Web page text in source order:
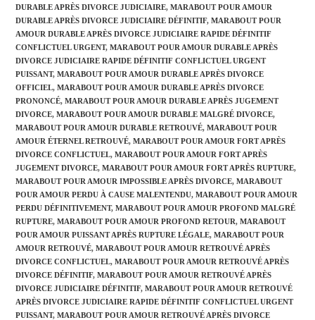
DURABLE APRÈS DIVORCE JUDICIAIRE, MARABOUT POUR AMOUR
DURABLE APRÈS DIVORCE JUDICIAIRE DÉFINITIF, MARABOUT POUR
AMOUR DURABLE APRÈS DIVORCE JUDICIAIRE RAPIDE DÉFINITIF
CONFLICTUEL URGENT, MARABOUT POUR AMOUR DURABLE APRÈS
DIVORCE JUDICIAIRE RAPIDE DÉFINITIF CONFLICTUEL URGENT
PUISSANT, MARABOUT POUR AMOUR DURABLE APRÈS DIVORCE
OFFICIEL, MARABOUT POUR AMOUR DURABLE APRÈS DIVORCE
PRONONCÉ, MARABOUT POUR AMOUR DURABLE APRÈS JUGEMENT
DIVORCE, MARABOUT POUR AMOUR DURABLE MALGRÉ DIVORCE,
MARABOUT POUR AMOUR DURABLE RETROUVÉ, MARABOUT POUR
AMOUR ÉTERNEL RETROUVÉ, MARABOUT POUR AMOUR FORT APRÈS
DIVORCE CONFLICTUEL, MARABOUT POUR AMOUR FORT APRÈS
JUGEMENT DIVORCE, MARABOUT POUR AMOUR FORT APRÈS RUPTURE,
MARABOUT POUR AMOUR IMPOSSIBLE APRÈS DIVORCE, MARABOUT
POUR AMOUR PERDU À CAUSE MALENTENDU, MARABOUT POUR AMOUR
PERDU DÉFINITIVEMENT, MARABOUT POUR AMOUR PROFOND MALGRÉ
RUPTURE, MARABOUT POUR AMOUR PROFOND RETOUR, MARABOUT
POUR AMOUR PUISSANT APRÈS RUPTURE LÉGALE, MARABOUT POUR
AMOUR RETROUVÉ, MARABOUT POUR AMOUR RETROUVÉ APRÈS
DIVORCE CONFLICTUEL, MARABOUT POUR AMOUR RETROUVÉ APRÈS
DIVORCE DÉFINITIF, MARABOUT POUR AMOUR RETROUVÉ APRÈS
DIVORCE JUDICIAIRE DÉFINITIF, MARABOUT POUR AMOUR RETROUVÉ
APRÈS DIVORCE JUDICIAIRE RAPIDE DÉFINITIF CONFLICTUEL URGENT
PUISSANT, MARABOUT POUR AMOUR RETROUVÉ APRÈS DIVORCE